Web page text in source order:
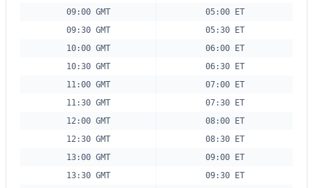
09:00 GMT
05:00 ET
09:30 GMT
05:30 ET
10:00 GMT
06:00 ET
10:30 GMT
06:30 ET
11:00 GMT
07:00 ET
11:30 GMT
07:30 ET
12:00 GMT
08:00 ET
12:30 GMT
08:30 ET
13:00 GMT
09:00 ET
13:30 GMT
09:30 ET